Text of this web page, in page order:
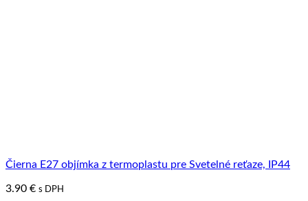
Čierna E27 objímka z termoplastu pre Svetelné reťaze, IP44
3.90 € s DPH